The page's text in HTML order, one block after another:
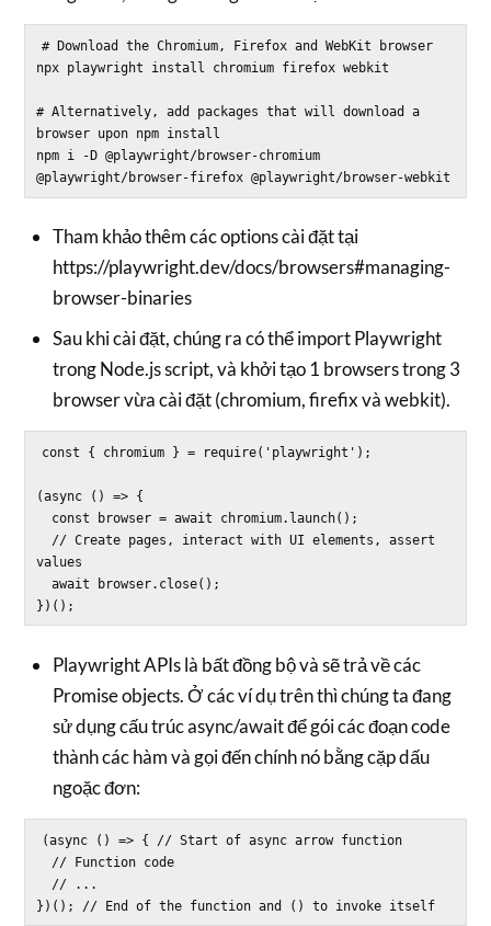
# Download the Chromium, Firefox and WebKit browser
npx playwright install chromium firefox webkit
# Alternatively, add packages that will download a
browser upon npm install
npm i -D @playwright/browser-chromium
Tham khảo thêm các options cài đặt tại
https://playwright.dev/docs/browsers#managing-
browser-binaries
Sau khi cài đặt, chúng ra có thể import Playwright
trong Node.js script, và khởi tạo 1 browsers trong 3
browser vừa cài đặt (chromium, firefix và webkit).
const { chromium } = require('playwright');
(async () => {
values
  await browser.close();
Playwright APIs là bất đồng bộ và sẽ trả về các
Promise objects. Ở các ví dụ trên thì chúng ta đang
sử dụng cấu trúc async/await để gói các đoạn code
thành các hàm và gọi đến chính nó bằng cặp dấu
ngoặc đơn:
(async () => { // Start of async arrow function